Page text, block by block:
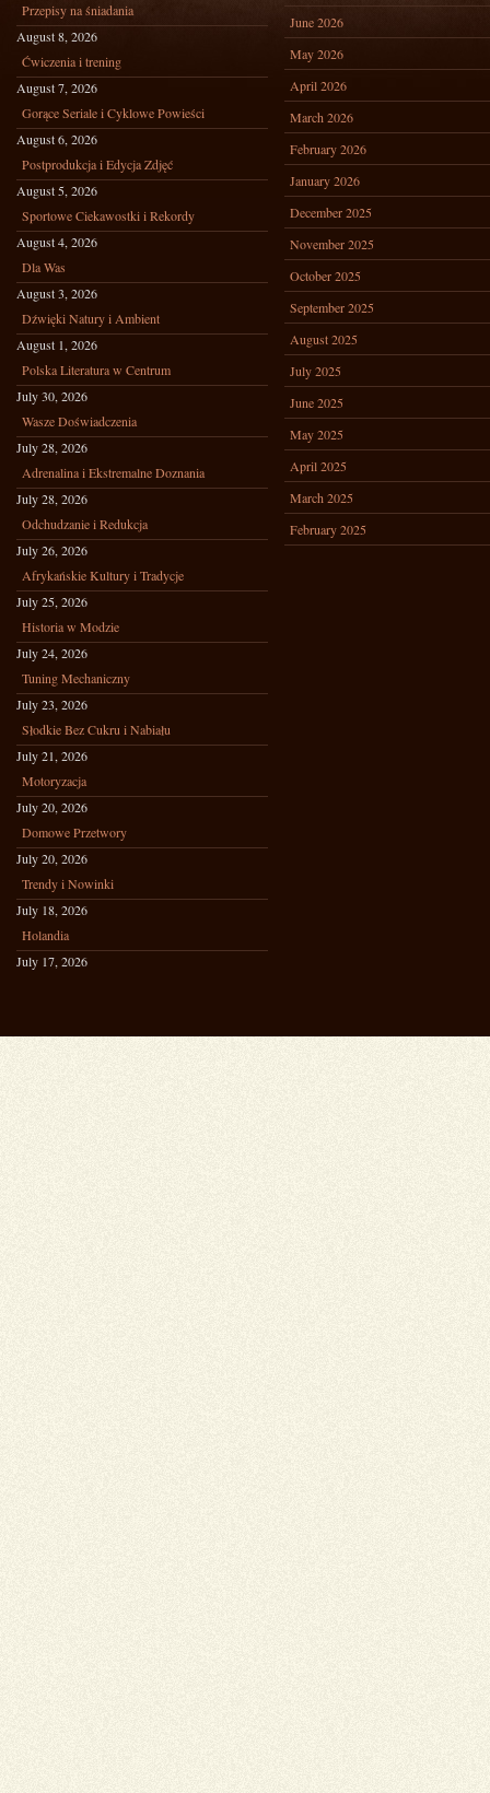
Przepisy na śniadania
August 8, 2026
Ćwiczenia i trening
August 7, 2026
Gorące Seriale i Cyklowe Powieści
August 6, 2026
Postprodukcja i Edycja Zdjęć
August 5, 2026
Sportowe Ciekawostki i Rekordy
August 4, 2026
Dla Was
August 3, 2026
Dźwięki Natury i Ambient
August 1, 2026
Polska Literatura w Centrum
July 30, 2026
Wasze Doświadczenia
July 28, 2026
Adrenalina i Ekstremalne Doznania
July 28, 2026
Odchudzanie i Redukcja
July 26, 2026
Afrykańskie Kultury i Tradycje
July 25, 2026
Historia w Modzie
July 24, 2026
Tuning Mechaniczny
July 23, 2026
Słodkie Bez Cukru i Nabiału
July 21, 2026
Motoryzacja
July 20, 2026
Domowe Przetwory
July 20, 2026
Trendy i Nowinki
July 18, 2026
Holandia
July 17, 2026
June 2026
May 2026
April 2026
March 2026
February 2026
January 2026
December 2025
November 2025
October 2025
September 2025
August 2025
July 2025
June 2025
May 2025
April 2025
March 2025
February 2025